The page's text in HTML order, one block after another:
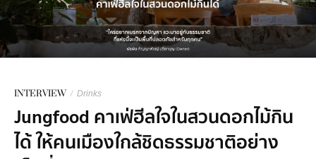
INTERVIEW / Drinks
Jungfood คาเฟ่ฮีลใจในสวนดอกไม้กิน
ได้ ให้คนเมืองใกล้ชิดธรรมชาติอย่าง